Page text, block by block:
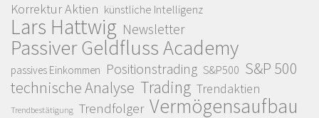
Korrektur Aktien künstliche Intelligenz
Lars Hattwig Newsletter
Passiver Geldfluss Academy
passives Einkommen Positionstrading S&P500 S&P 500
technische Analyse Trading Trendaktien
Trendbestätigung Trendfolger Vermögensaufbau